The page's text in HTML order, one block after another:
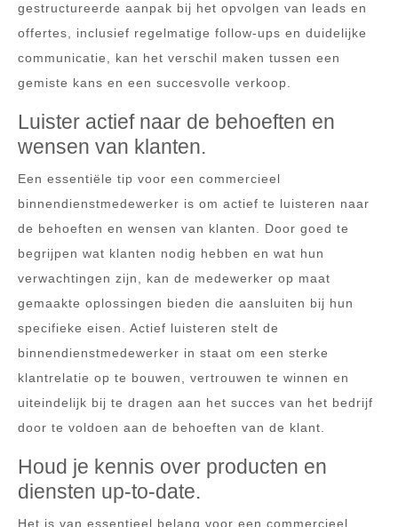
gestructureerde aanpak bij het opvolgen van leads en
offertes, inclusief regelmatige follow-ups en duidelijke
communicatie, kan het verschil maken tussen een
gemiste kans en een succesvolle verkoop.
Luister actief naar de behoeften en
wensen van klanten.
Een essentiële tip voor een commercieel
binnendienstmedewerker is om actief te luisteren naar
de behoeften en wensen van klanten. Door goed te
begrijpen wat klanten nodig hebben en wat hun
verwachtingen zijn, kan de medewerker op maat
gemaakte oplossingen bieden die aansluiten bij hun
specifieke eisen. Actief luisteren stelt de
binnendienstmedewerker in staat om een sterke
klantrelatie op te bouwen, vertrouwen te winnen en
uiteindelijk bij te dragen aan het succes van het bedrijf
door te voldoen aan de behoeften van de klant.
Houd je kennis over producten en
diensten up-to-date.
Het is van essentieel belang voor een commercieel